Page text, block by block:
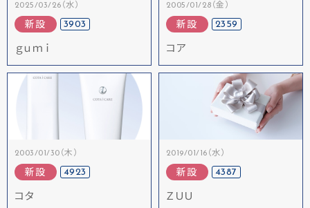
2025/03/26（水）
新設 3903
ｇｕｍｉ
2005/01/28（金）
新設 2359
コア
2003/01/30（木）
新設 4923
コタ
2019/01/16（水）
新設 4387
ＺＵＵ